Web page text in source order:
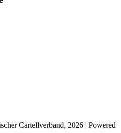
Cartellverband, 2026 | Powered